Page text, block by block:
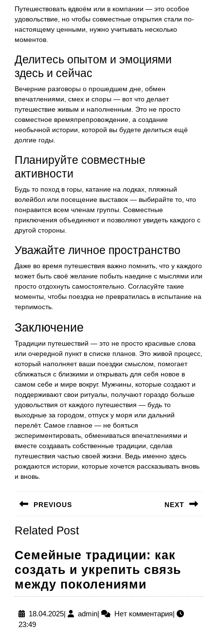
Путешествовать вдвоём или в компании — это особое
удовольствие, но чтобы совместные открытия стали по-
настоящему ценными, нужно учитывать несколько
моментов.
Делитесь опытом и эмоциями
здесь и сейчас
Вечерние разговоры о прошедшем дне, обмен
впечатлениями, смех и споры — вот что делает
путешествие живым и наполненным. Это не просто
совместное времяпрепровождение, а создание
необычной истории, которой вы будете делиться ещё
долгие годы.
Планируйте совместные
активности
Будь то поход в горы, катание на лодках, пляжный
волейбол или посещение выставок — выбирайте то, что
понравится всем членам группы. Совместные
приключения объединяют и позволяют увидеть каждого с
другой стороны.
Уважайте личное пространство
Даже во время путешествия важно помнить, что у каждого
может быть своё желание побыть наедине с мыслями или
просто отдохнуть самостоятельно. Согласуйте такие
моменты, чтобы поездка не превратилась в испытание на
терпимость.
Заключение
Традиции путешествий — это не просто красивые слова
или очередной пункт в списке планов. Это живой процесс,
который наполняет ваши поездки смыслом, помогает
сближаться с близкими и открывать для себя новое в
самом себе и мире вокруг. Мужчины, которые создают и
поддерживают свои ритуалы, получают гораздо больше
удовольствия от каждого путешествия — будь то
выходные за городом, отпуск у моря или дальний
перелёт. Самое главное — не бояться
экспериментировать, обмениваться впечатлениями и
вместе создавать собственные традиции, сделав
путешествия частью своей жизни. Ведь именно здесь
рождаются истории, которые хочется рассказывать вновь
и вновь.
по
записям
PREVIOUS
запись:
NEXT
Related Post
Семейные традиции: как
создать и укрепить связь
между поколениями
традиции:
как
18.04.202518.04.2025
| adminadmin
| Нет комментария|
23:49